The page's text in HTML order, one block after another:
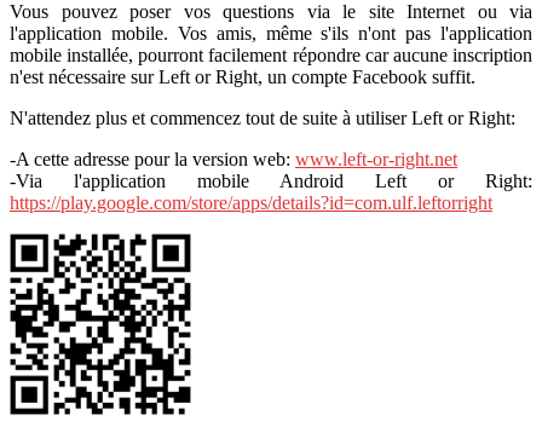
Vous pouvez poser vos questions via le site Internet ou via
l'application mobile. Vos amis, même s'ils n'ont pas l'application
mobile installée, pourront facilement répondre car aucune inscription
n'est nécessaire sur Left or Right, un compte Facebook suffit.
N'attendez plus et commencez tout de suite à utiliser Left or Right:
-A cette adresse pour la version web: www.left-or-right.net
-Via l'application mobile Android Left or Right:
https://play.google.com/store/apps/details?id=com.ulf.leftorright